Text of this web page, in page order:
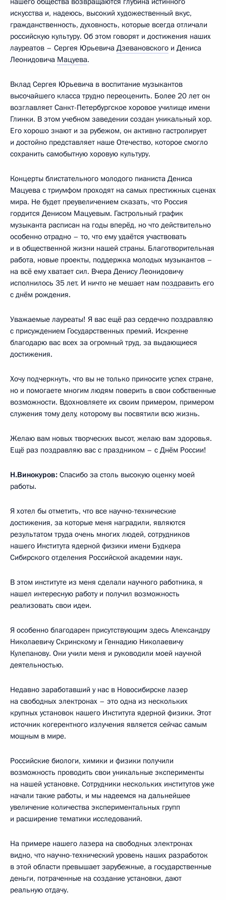
искусства и, надеюсь, высокий художественный вкус,
гражданственность, духовность, которые всегда отличали
российскую культуру. Об этом говорят и достижения наших
лауреатов – Сергея Юрьевича Дзевановского и Дениса
Леонидовича Мацуева.
Вклад Сергея Юрьевича в воспитание музыкантов
высочайшего класса трудно переоценить. Более 20 лет он
возглавляет Санкт-Петербургское хоровое училище имени
Глинки. В этом учебном заведении создан уникальный хор.
Его хорошо знают и за рубежом, он активно гастролирует
и достойно представляет наше Отечество, которое смогло
сохранить самобытную хоровую культуру.
Концерты блистательного молодого пианиста Дениса
Мацуева с триумфом проходят на самых престижных сценах
мира. Не будет преувеличением сказать, что Россия
гордится Денисом Мацуевым. Гастрольный график
музыканта расписан на годы вперёд, но что действительно
особенно отрадно – то, что ему удаётся участвовать
и в общественной жизни нашей страны. Благотворительная
работа, новые проекты, поддержка молодых музыкантов –
на всё ему хватает сил. Вчера Денису Леонидовичу
исполнилось 35 лет. И ничто не мешает нам поздравить его
с днём рождения.
Уважаемые лауреаты! Я вас ещё раз сердечно поздравляю
с присуждением Государственных премий. Искренне
благодарю вас всех за огромный труд, за выдающиеся
достижения.
Хочу подчеркнуть, что вы не только приносите успех стране,
но и помогаете многим людям поверить в свои собственные
возможности. Вдохновляете их своим примером, примером
служения тому делу, которому вы посвятили всю жизнь.
Желаю вам новых творческих высот, желаю вам здоровья.
Ещё раз поздравляю вас с праздником – с Днём России!
Н.Винокуров: Спасибо за столь высокую оценку моей
работы.
Я хотел бы отметить, что все научно-технические
достижения, за которые меня наградили, являются
результатом труда очень многих людей, сотрудников
нашего Института ядерной физики имени Будкера
Сибирского отделения Российской академии наук.
В этом институте из меня сделали научного работника, я
нашел интересную работу и получил возможность
реализовать свои идеи.
Я особенно благодарен присутствующим здесь Александру
Николаевичу Скринскому и Геннадию Николаевичу
Кулепанову. Они учили меня и руководили моей научной
деятельностью.
Недавно заработавший у нас в Новосибирске лазер
на свободных электронах – это одна из нескольких
крупных установок нашего Института ядерной физики. Этот
источник когерентного излучения является сейчас самым
мощным в мире.
Российские биологи, химики и физики получили
возможность проводить свои уникальные эксперименты
на нашей установке. Сотрудники нескольких институтов уже
начали такие работы, и мы надеемся на дальнейшее
увеличение количества экспериментальных групп
и расширение тематики исследований.
На примере нашего лазера на свободных электронах
видно, что научно-технический уровень наших разработок
в этой области превышает зарубежные, а государственные
деньги, потраченные на создание установки, дают
реальную отдачу.